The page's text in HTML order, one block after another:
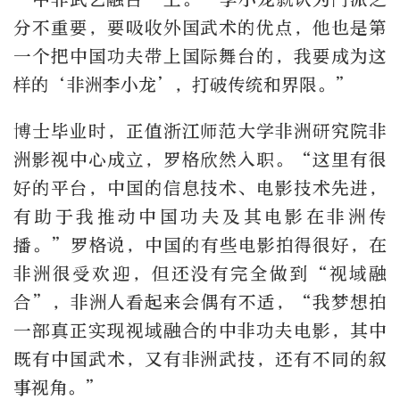
分不重要，要吸收外国武术的优点，他也是第
一个把中国功夫带上国际舞台的，我要成为这
样的‘非洲李小龙’，打破传统和界限。”
博士毕业时，正值浙江师范大学非洲研究院非
洲影视中心成立，罗格欣然入职。“这里有很
好的平台，中国的信息技术、电影技术先进，
有助于我推动中国功夫及其电影在非洲传
播。”罗格说，中国的有些电影拍得很好，在
非洲很受欢迎，但还没有完全做到“视域融
合”，非洲人看起来会偶有不适，“我梦想拍
一部真正实现视域融合的中非功夫电影，其中
既有中国武术，又有非洲武技，还有不同的叙
事视角。”